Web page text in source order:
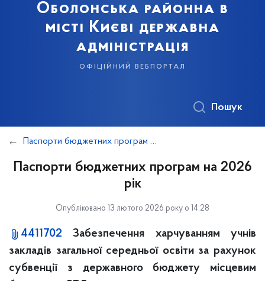
Оболонська районна в
місті Києві державна
адміністрація
офіційний вебпортал
Пошук
Паспорти бюджетних програм Оболонського району
Паспорти бюджетних програм на 2026
рік
Опубліковано 13 лютого 2026 року о 14:28
4411702 Забезпечення харчуванням учнів
закладів загальної середньої освіти за рахунок
субвенції з державного бюджету місцевим